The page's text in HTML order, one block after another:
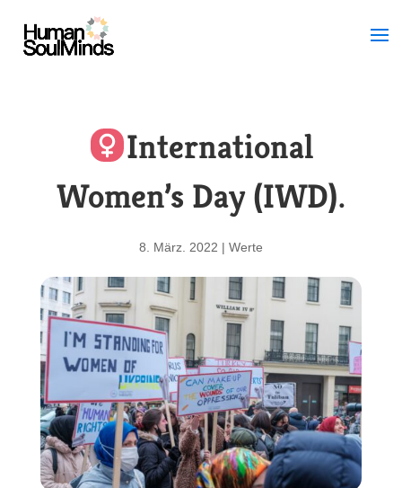
International
Women’s Day (IWD).
8. März. 2022 | Werte